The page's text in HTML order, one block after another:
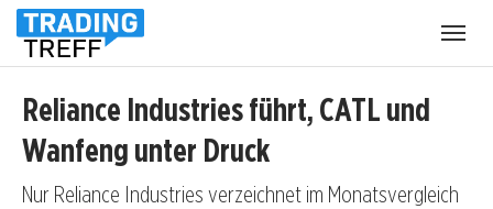
Reliance Industries führt, CATL und
Wanfeng unter Druck
Nur Reliance Industries verzeichnet im Monatsvergleich